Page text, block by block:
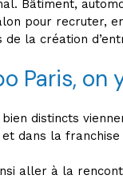
Bâtiment,
pour recruter,
de la création
Paris, on
distincts
dans la
aller à la